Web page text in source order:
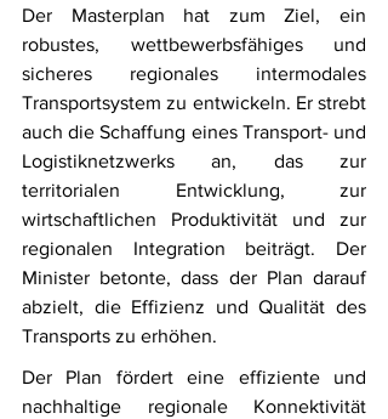
Der Masterplan hat zum Ziel, ein
robustes, wettbewerbsfähiges und
sicheres regionales intermodales
Transportsystem zu entwickeln. Er strebt
auch die Schaffung eines Transport- und
Logistiknetzwerks an, das zur
territorialen Entwicklung, zur
wirtschaftlichen Produktivität und zur
regionalen Integration beiträgt. Der
Minister betonte, dass der Plan darauf
abzielt, die Effizienz und Qualität des
Transports zu erhöhen.
Der Plan fördert eine effiziente und
nachhaltige regionale Konnektivität